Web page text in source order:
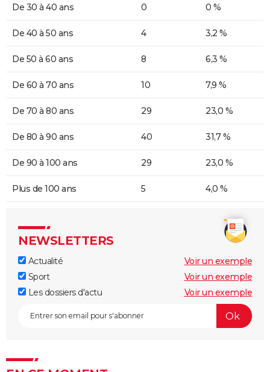
De 30 à 40 ans 0 0 %
De 40 à 50 ans 4 3,2 %
De 50 à 60 ans 8 6,3 %
De 60 à 70 ans 10 7,9 %
De 70 à 80 ans 29 23,0 %
De 80 à 90 ans 40 31,7 %
De 90 à 100 ans 29 23,0 %
Plus de 100 ans 5 4,0 %
NEWSLETTERS
Actualité
Voir un exemple
Sport
Voir un exemple
Les dossiers d'actu
Voir un exemple